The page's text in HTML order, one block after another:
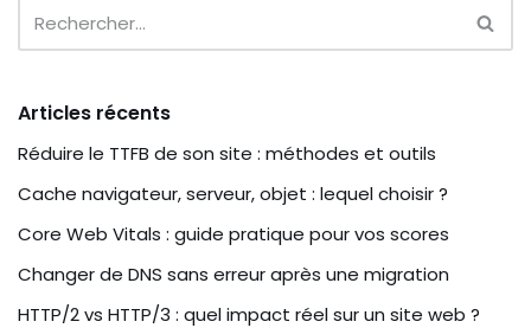
Articles récents
Réduire le TTFB de son site : méthodes et outils
Cache navigateur, serveur, objet : lequel choisir ?
Core Web Vitals : guide pratique pour vos scores
Changer de DNS sans erreur après une migration
HTTP/2 vs HTTP/3 : quel impact réel sur un site web ?